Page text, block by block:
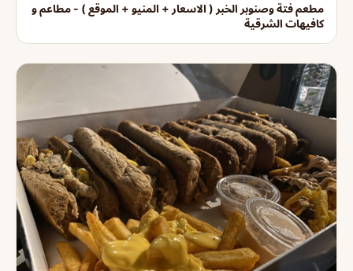
مطعم فتة وصنوبر الخبر ( الاسعار + المنيو + الموقع ) - مطاعم و
كافيهات الشرقية